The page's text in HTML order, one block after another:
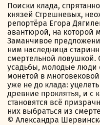
Поиски клада,
князей Стрешневых,
репортёра Егора
авантюрой, на которой
Заманчивое
ним наследница
смертельной ловушкой.
усадьбы, молодые люди
монетой в
уже не до клада:
древние проклятья, и
становятся всё
них выбраться из
© Александра